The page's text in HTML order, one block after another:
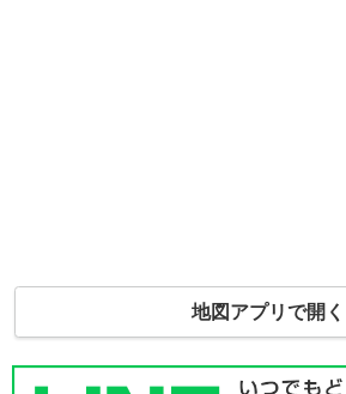
地図アプリで開く